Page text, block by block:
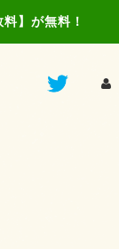
】が無料！